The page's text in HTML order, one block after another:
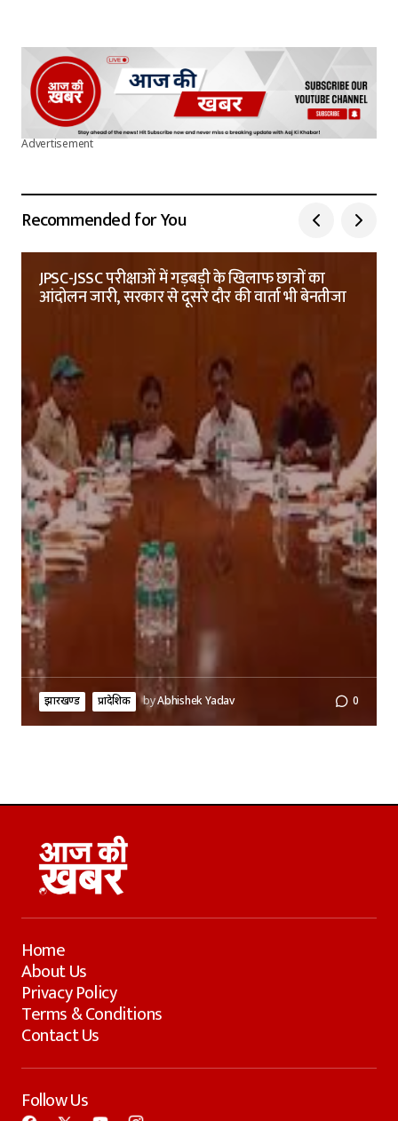
Advertisement
Recommended for You
JPSC-JSSC परीक्षाओं में गड़बड़ी के खिलाफ छात्रों का
आंदोलन जारी, सरकार से दूसरे दौर की वार्ता भी बेनतीजा
झारखण्ड प्रादेशिक byAbhishek Yadav 0
Home
About Us
Privacy Policy
Terms & Conditions
Contact Us
Follow Us